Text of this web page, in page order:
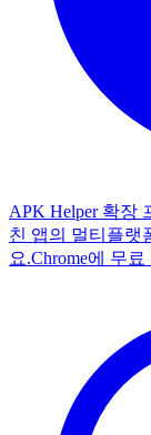
APK Helper 확장
친 앱의 멀티플랫
요.Chrome에 무료